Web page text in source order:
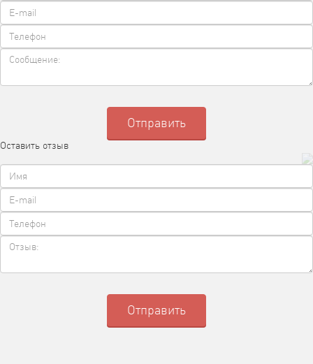
Оставить отзыв